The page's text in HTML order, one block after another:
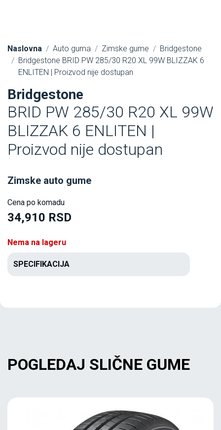
Naslovna Auto guma Zimske gume
Bridgestone
Bridgestone BRID PW 285/30 R20 XL 99W BLIZZAK 6
ENLITEN | Proizvod nije dostupan
Bridgestone
BRID PW 285/30 R20 XL 99W
BLIZZAK 6 ENLITEN |
Proizvod nije dostupan
Zimske auto gume
Cena po komadu
34,910 RSD
Nema na lageru
SPECIFIKACIJA
POGLEDAJ SLIČNE GUME